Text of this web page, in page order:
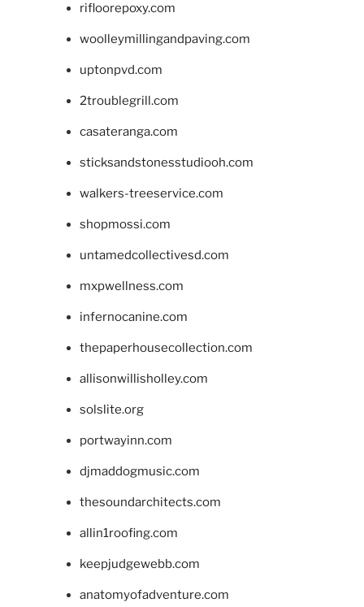
rifloorepoxy.com
woolleymillingandpaving.com
uptonpvd.com
2troublegrill.com
casateranga.com
sticksandstonesstudiooh.com
walkers-treeservice.com
shopmossi.com
untamedcollectivesd.com
mxpwellness.com
infernocanine.com
thepaperhousecollection.com
allisonwillisholley.com
solslite.org
portwayinn.com
djmaddogmusic.com
thesoundarchitects.com
allin1roofing.com
keepjudgewebb.com
anatomyofadventure.com